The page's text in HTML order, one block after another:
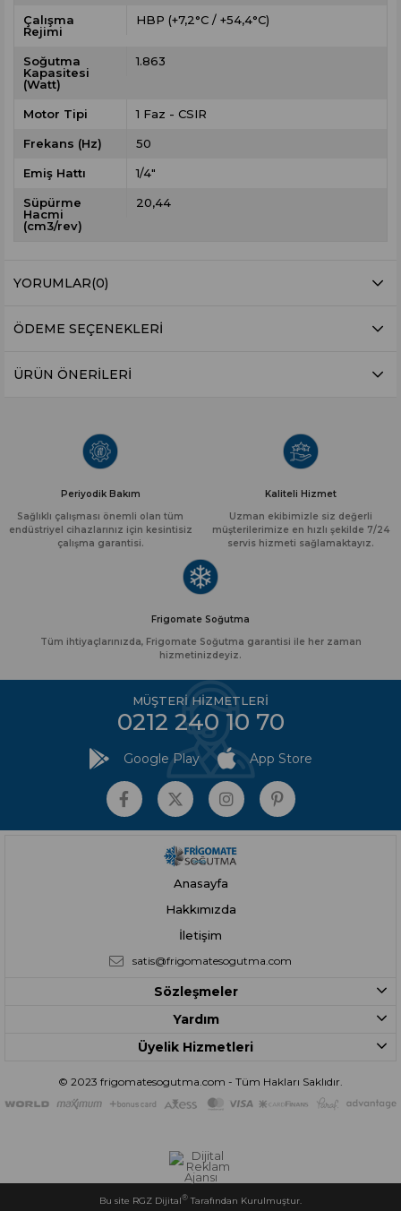
Çalışma
Rejimi
HBP (+7,2°C / +54,4°C)
Soğutma
Kapasitesi
(Watt)
1.863
Motor Tipi 1 Faz - CSIR
Frekans (Hz) 50
Emiş Hattı 1/4"
Süpürme
Hacmi
(cm3/rev)
20,44
YORUMLAR(0)
ÖDEME SEÇENEKLERI
ÜRÜN ÖNERILERI
Periyodik Bakım
Sağlıklı çalışması önemli olan tüm
endüstriyel cihazlarınız için kesintisiz
çalışma garantisi.
Kaliteli Hizmet
Uzman ekibimizle siz değerli
müşterilerimize en hızlı şekilde 7/24
servis hizmeti sağlamaktayız.
Frigomate Soğutma
Tüm ihtiyaçlarınızda, Frigomate Soğutma garantisi ile her zaman
hizmetinizdeyiz.
MÜŞTERİ HİZMETLERİ
0212 240 10 70
Google Play App Store
Anasayfa
Hakkımızda
İletişim
satis@frigomatesogutma.com
Sözleşmeler
Yardım
Üyelik Hizmetleri
© 2023 frigomatesogutma.com - Tüm Hakları Saklıdır.
Bu site RGZ Dijital® Tarafından Kurulmuştur.